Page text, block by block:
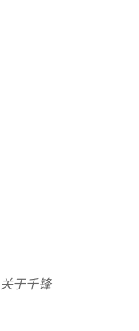
关于千锋